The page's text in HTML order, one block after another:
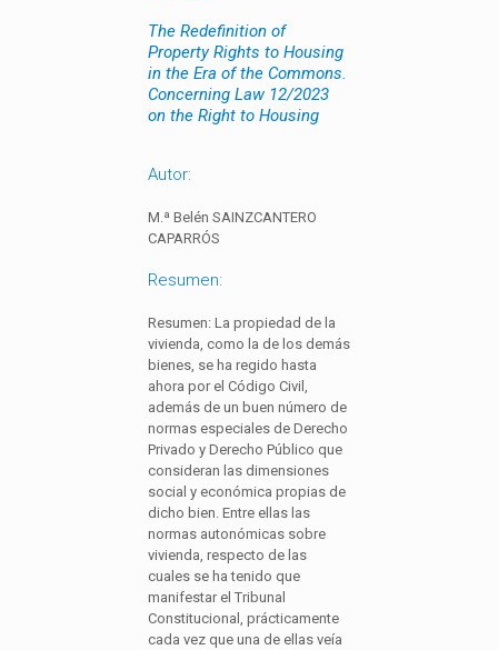
The Redefinition of
Property Rights to Housing
in the Era of the Commons.
Concerning Law 12/2023
on the Right to Housing
Autor:
M.ª Belén SAINZCANTERO
CAPARRÓS
Resumen:
Resumen: La propiedad de la
vivienda, como la de los demás
bienes, se ha regido hasta
ahora por el Código Civil,
además de un buen número de
normas especiales de Derecho
Privado y Derecho Público que
consideran las dimensiones
social y económica propias de
dicho bien. Entre ellas las
normas autonómicas sobre
vivienda, respecto de las
cuales se ha tenido que
manifestar el Tribunal
Constitucional, prácticamente
cada vez que una de ellas veía